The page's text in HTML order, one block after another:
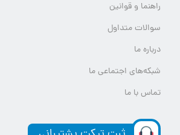
راهنما و قوانین
سوالات متداول
درباره ما
شبکه‌های اجتماعی ما
تماس با ما